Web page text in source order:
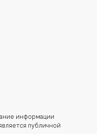
информации
публичной